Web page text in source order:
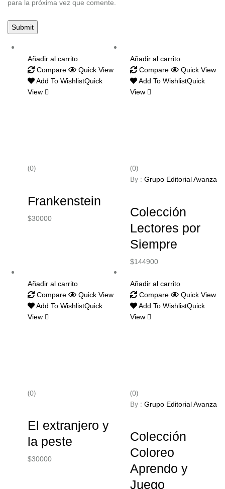
para la próxima vez que comente.
Añadir al carrito
Compare
Quick View
Add To WishlistQuick
View
(0)
Frankenstein
$30000
Añadir al carrito
Compare
Quick View
Add To WishlistQuick
View
(0)
By : Grupo Editorial Avanza
Colección
Lectores por
Siempre
$144900
Añadir al carrito
Compare
Quick View
Add To WishlistQuick
View
(0)
El extranjero y
la peste
$30000
Añadir al carrito
Compare
Quick View
Add To WishlistQuick
View
(0)
By : Grupo Editorial Avanza
Colección
Coloreo
Aprendo y
Juego